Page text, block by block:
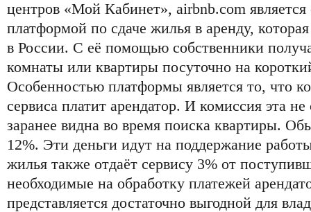
центров «Мой Кабинет», airbnb.com
платформой по сдаче жилья в аренду,
в России. С её помощью собственники
комнаты или квартиры посуточно на
Особенностью платформы является то, что
сервиса платит арендатор. И комиссия эта
заранее видна во время поиска квартиры.
12%. Эти деньги идут на поддержание
жилья также отдаёт сервису 3% от
необходимые на обработку платежей
представляется достаточно выгодной для